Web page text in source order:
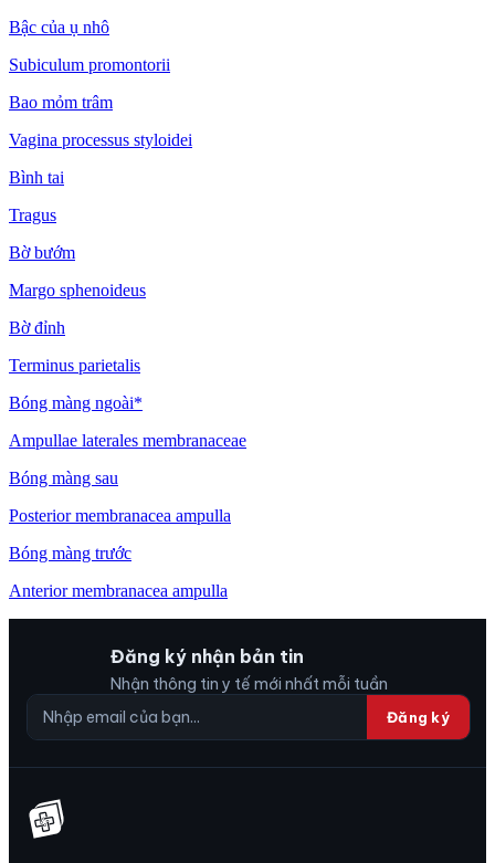
Bậc của ụ nhô
Subiculum promontorii
Bao mỏm trâm
Vagina processus styloidei
Bình tai
Tragus
Bờ bướm
Margo sphenoideus
Bờ đỉnh
Terminus parietalis
Bóng màng ngoài*
Ampullae laterales membranaceae
Bóng màng sau
Posterior membranacea ampulla
Bóng màng trước
Anterior membranacea ampulla
Đăng ký nhận bản tin
Nhận thông tin y tế mới nhất mỗi tuần
Đăng ký